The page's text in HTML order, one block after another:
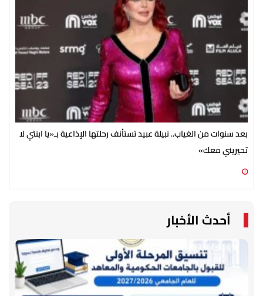
بعد سنوات من الغياب.. نبيلة عبيد تستأنف رحلتها الإذاعية بـ«يا ابنتي لا
تحيريني معك»
أحدث الأخبار